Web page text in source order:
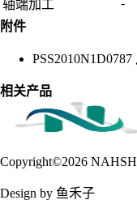
轴端加工
-
附件
相关产品
Copyright©2026
Design by 鱼禾子